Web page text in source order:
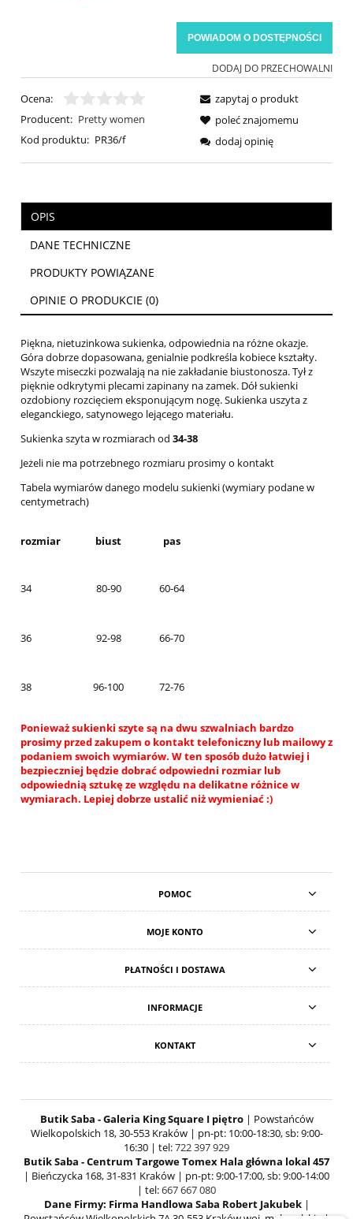
POWIADOM O DOSTĘPNOŚCI
DODAJ DO PRZECHOWALNI
Ocena:
Producent: Pretty women
Kod produktu: PR36/f
zapytaj o produkt
poleć znajomemu
dodaj opinię
OPIS
DANE TECHNICZNE
PRODUKTY POWIĄZANE
OPINIE O PRODUKCIE (0)
Piękna, nietuzinkowa sukienka, odpowiednia na różne okazje.
Góra dobrze dopasowana, genialnie podkreśla kobiece kształty.
Wszyte miseczki pozwalają na nie zakładanie biustonosza. Tył z
pięknie odkrytymi plecami zapinany na zamek. Dół sukienki
ozdobiony rozcięciem eksponującym nogę. Sukienka uszyta z
eleganckiego, satynowego lejącego materiału.
Sukienka szyta w rozmiarach od 34-38
Jeżeli nie ma potrzebnego rozmiaru prosimy o kontakt
Tabela wymiarów danego modelu sukienki (wymiary podane w
centymetrach)
rozmiar biust pas
34 80-90 60-64
36 92-98 66-70
38 96-100 72-76
Ponieważ sukienki szyte są na dwu szwalniach bardzo
prosimy przed zakupem o kontakt telefoniczny lub mailowy z
podaniem swoich wymiarów. W ten sposób dużo łatwiej i
bezpieczniej będzie dobrać odpowiedni rozmiar lub
odpowiednią sztukę ze względu na delikatne różnice w
wymiarach. Lepiej dobrze ustalić niż wymieniać :)
POMOC
MOJE KONTO
PŁATNOŚCI I DOSTAWA
INFORMACJE
KONTAKT
Butik Saba - Galeria King Square I piętro| Powstańców
Wielkopolskich 18, 30-553 Kraków | pn-pt: 10:00-18:30, sb: 9:00-
16:30 | tel:722 397 929
Butik Saba - Centrum Targowe Tomex Hala główna lokal 457
| Bieńczycka 168, 31-831 Kraków | pn-pt: 9:00-17:00, sb: 9:00-14:00
| tel:667 667 080
Dane Firmy: Firma Handlowa Saba Robert Jakubek|